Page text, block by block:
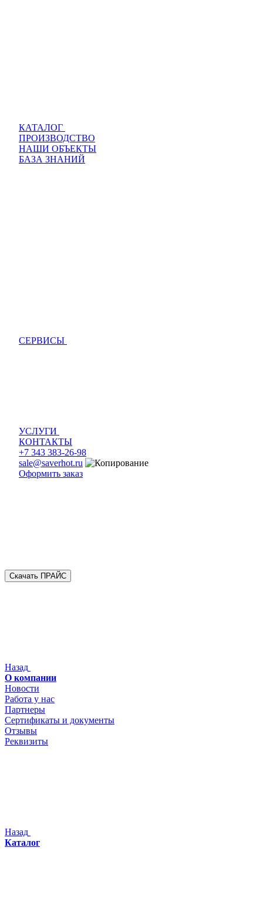
КАТАЛОГ
ПРОИЗВОДСТВО
НАШИ ОБЪЕКТЫ
БАЗА ЗНАНИЙ
СЕРВИСЫ
УСЛУГИ
КОНТАКТЫ
+7 343 383-26-98
sale@saverhot.ru
Оформить заказ
Скачать ПРАЙС
Назад
О компании
Новости
Работа у нас
Партнеры
Сертификаты и документы
Отзывы
Реквизиты
Назад
Каталог